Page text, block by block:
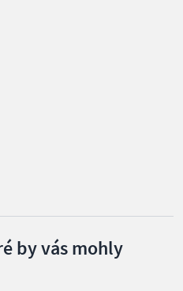
by vás mohly